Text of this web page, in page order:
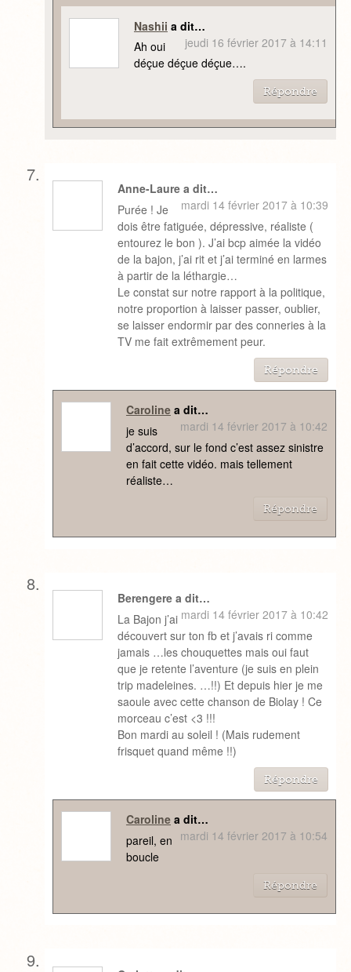
Nashii a dit…
jeudi 16 février 2017 à 14:11
Ah oui
déçue déçue déçue….
Répondre
Anne-Laure a dit…
mardi 14 février 2017 à 10:39
Purée ! Je
dois être fatiguée, dépressive, réaliste (
entourez le bon ). J’ai bcp aimée la vidéo
de la bajon, j’ai rit et j’ai terminé en larmes
à partir de la léthargie…
Le constat sur notre rapport à la politique,
notre proportion à laisser passer, oublier,
se laisser endormir par des conneries à la
TV me fait extrêmement peur.
Répondre
Carolinea dit…
mardi 14 février 2017 à 10:42
je suis
d’accord, sur le fond c’est assez sinistre
en fait cette vidéo. mais tellement
réaliste…
Répondre
Berengere a dit…
mardi 14 février 2017 à 10:42
La Bajon j’ai
découvert sur ton fb et j’avais ri comme
jamais …les chouquettes mais oui faut
que je retente l’aventure (je suis en plein
trip madeleines. …!!) Et depuis hier je me
saoule avec cette chanson de Biolay ! Ce
morceau c’est <3 !!!
Bon mardi au soleil ! (Mais rudement
frisquet quand même !!)
Répondre
Carolinea dit…
mardi 14 février 2017 à 10:54
pareil, en
boucle
Répondre